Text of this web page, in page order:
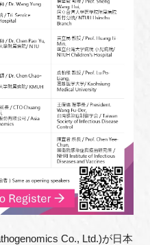
Co., Ltd.)が日本